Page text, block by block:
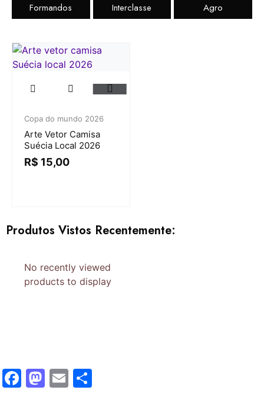
Formandos Interclasse Agro
Copa do mundo 2026
Arte Vetor Camisa
Suécia Local 2026
R$ 15,00
Produtos Vistos Recentemente:
No recently viewed
products to display
Facebook
Mastodon
Email